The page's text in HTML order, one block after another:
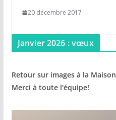
20 décembre 2017
Janvier 2026 : vœux
Retour sur images à la Maison
Merci à toute l'équipe!